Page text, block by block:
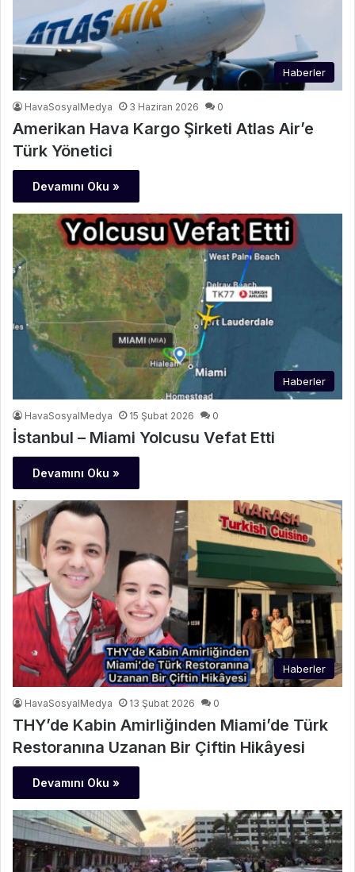
Haberler
HavaSosyalMedya 3 Haziran 2026 0
Amerikan Hava Kargo Şirketi Atlas Air’e
Türk Yönetici
Devamını Oku »
Haberler
HavaSosyalMedya 15 Şubat 2026 0
İstanbul – Miami Yolcusu Vefat Etti
Devamını Oku »
Haberler
HavaSosyalMedya 13 Şubat 2026 0
THY’de Kabin Amirliğinden Miami’de Türk
Restoranına Uzanan Bir Çiftin Hikâyesi
Devamını Oku »